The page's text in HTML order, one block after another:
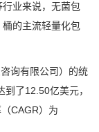
业来说，无菌包
的主流轻量化包
询有限公司）的统
了12.50亿美元，
CAGR）为